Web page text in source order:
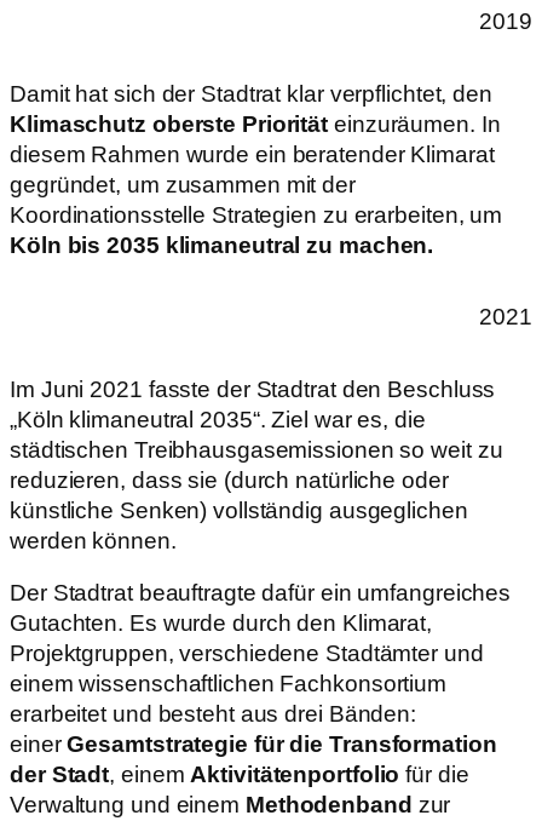
2019
Damit hat sich der Stadtrat klar verpflichtet, den
Klimaschutz oberste Priorität einzuräumen. In
diesem Rahmen wurde ein beratender Klimarat
gegründet, um zusammen mit der
Koordinationsstelle Strategien zu erarbeiten, um
Köln bis 2035 klimaneutral zu machen.
2021
Im Juni 2021 fasste der Stadtrat den Beschluss
„Köln klimaneutral 2035“. Ziel war es, die
städtischen Treibhausgasemissionen so weit zu
reduzieren, dass sie (durch natürliche oder
künstliche Senken) vollständig ausgeglichen
werden können.
Der Stadtrat beauftragte dafür ein umfangreiches
Gutachten. Es wurde durch den Klimarat,
Projektgruppen, verschiedene Stadtämter und
einem wissenschaftlichen Fachkonsortium
erarbeitet und besteht aus drei Bänden:
einerGesamtstrategie für die Transformation
der Stadt, einem Aktivitätenportfolio für die
Verwaltung und einem Methodenband zur